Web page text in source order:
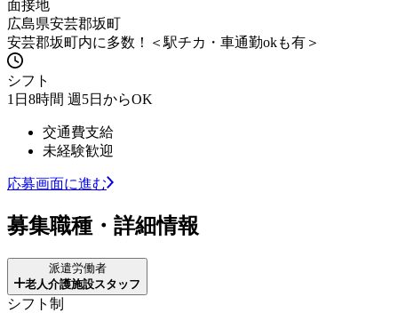
面接地
広島県安芸郡坂町
安芸郡坂町内に多数！＜駅チカ・車通勤okも有＞
シフト
1日8時間 週5日からOK
交通費支給
未経験歓迎
応募画面に進む
募集職種・詳細情報
派遣労働者
老人介護施設スタッフ
シフト制